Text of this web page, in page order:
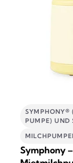
SYMPHONY®
PUMPE) UND
Symphony